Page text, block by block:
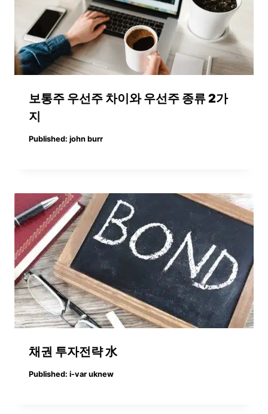
보통주 우선주 차이와 우선주 종류 2가
지
Published: john burr
채권 투자전략 水
Published: i-var uknew